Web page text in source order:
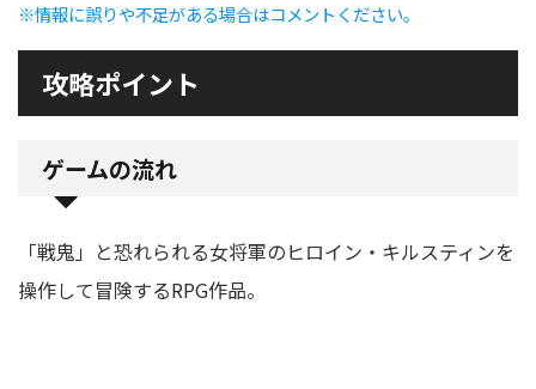
※情報に誤りや不足がある場合はコメントください。
攻略ポイント
ゲームの流れ
「戦鬼」と恐れられる女将軍のヒロイン・キルスティンを
操作して冒険するRPG作品。